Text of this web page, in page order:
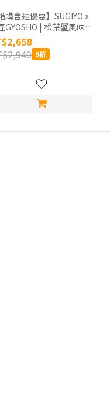
購含運優惠】SUGIYO x
GYOSHO | 松葉蟹風味棒
* 30包組
9折